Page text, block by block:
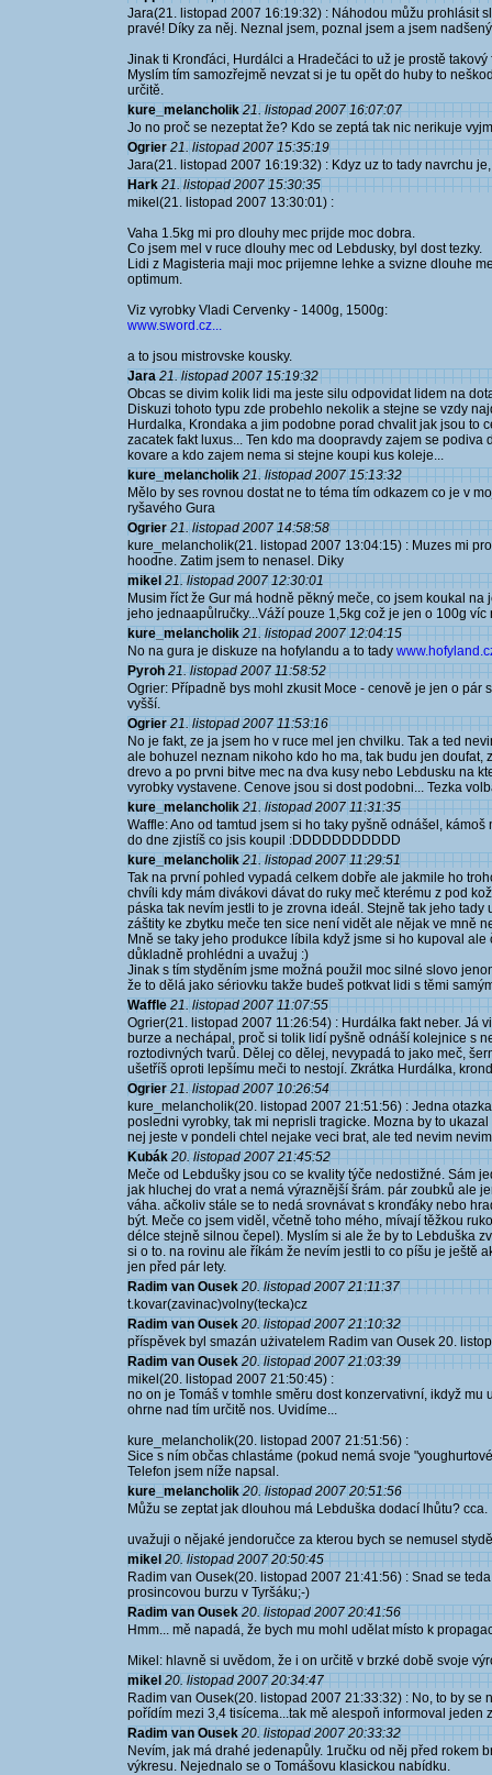
Jara(21. listopad 2007 16:19:32) : Náhodou můžu prohlásit
pravé! Díky za něj. Neznal jsem, poznal jsem a jsem
Jinak ti Kronďáci, Hurdálci a Hradečáci to už je prostě
Myslím tím samozřejmě nevzat si je tu opět do huby to
určitě.
kure_melancholik 21. listopad 2007 16:07:07
Jo no proč se nezeptat že? Kdo se zeptá tak nic nerikuje
Ogrier 21. listopad 2007 15:35:19
Jara(21. listopad 2007 16:19:32) : Kdyz uz to tady navrchu
Hark 21. listopad 2007 15:30:35
mikel(21. listopad 2007 13:30:01) :
Vaha 1.5kg mi pro dlouhy mec prijde moc dobra.
Co jsem mel v ruce dlouhy mec od Lebdusky, byl dost tezky.
Lidi z Magisteria maji moc prijemne lehke a svizne dlouhe
optimum.
Viz vyrobky Vladi Cervenky - 1400g, 1500g:
www.sword.cz...
a to jsou mistrovske kousky.
Jara 21. listopad 2007 15:19:32
Obcas se divim kolik lidi ma jeste silu odpovidat lidem na
Diskuzi tohoto typu zde probehlo nekolik a stejne se vzdy
Hurdalka, Krondaka a jim podobne porad chvalit jak jsou to
zacatek fakt luxus... Ten kdo ma doopravdy zajem se
kovare a kdo zajem nema si stejne koupi kus koleje...
kure_melancholik 21. listopad 2007 15:13:32
Mělo by ses rovnou dostat ne to téma tím odkazem co je v
ryšavého Gura
Ogrier 21. listopad 2007 14:58:58
kure_melancholik(21. listopad 2007 13:04:15) : Muzes mi
hoodne. Zatim jsem to nenasel. Diky
mikel 21. listopad 2007 12:30:01
Musim říct že Gur má hodně pěkný meče, co jsem koukal
jeho jednaapůlručky...Váží pouze 1,5kg což je jen o 100g víc
kure_melancholik 21. listopad 2007 12:04:15
No na gura je diskuze na hofylandu a to tady
Pyroh 21. listopad 2007 11:58:52
Ogrier: Případně bys mohl zkusit Moce - cenově je jen o pár
vyšší.
Ogrier 21. listopad 2007 11:53:16
No je fakt, ze ja jsem ho v ruce mel jen chvilku. Tak a ted
ale bohuzel neznam nikoho kdo ho ma, tak budu jen
drevo a po prvni bitve mec na dva kusy nebo Lebdusku na
vyrobky vystavene. Cenove jsou si dost podobni... Tezka
kure_melancholik 21. listopad 2007 11:31:35
Waffle: Ano od tamtud jsem si ho taky pyšně odnášel,
do dne zjistíš co jsis koupil :DDDDDDDDDDD
kure_melancholik 21. listopad 2007 11:29:51
Tak na první pohled vypadá celkem dobře ale jakmile ho
chvíli kdy mám divákovi dávat do ruky meč kterému z pod
páska tak nevím jestli to je zrovna ideál. Stejně tak jeho
záštity ke zbytku meče ten sice není vidět ale nějak ve mně
Mně se taky jeho produkce líbila když jsme si ho kupoval
důkladně prohlédni a uvažuj :)
Jinak s tím styděním jsme možná použil moc silné slovo
že to dělá jako sériovku takže budeš potkvat lidi s těmi
Waffle 21. listopad 2007 11:07:55
Ogrier(21. listopad 2007 11:26:54) : Hurdálka fakt neber. Já
burze a nechápal, proč si tolik lidí pyšně odnáší kolejnice s
roztodivných tvarů. Dělej co dělej, nevypadá to jako meč,
ušetříš oproti lepšímu meči to nestojí. Zkrátka Hurdálka,
Ogrier 21. listopad 2007 10:26:54
kure_melancholik(20. listopad 2007 21:51:56) : Jedna
posledni vyrobky, tak mi neprisli tragicke. Mozna by to
nej jeste v pondeli chtel nejake veci brat, ale ted nevim
Kubák 20. listopad 2007 21:45:52
Meče od Lebdušky jsou co se kvality týče nedostižné. Sám
jak hluchej do vrat a nemá výraznější šrám. pár zoubků ale
váha. ačkoliv stále se to nedá srovnávat s kronďáky nebo
být. Meče co jsem viděl, včetně toho mého, mívají těžkou
délce stejně silnou čepel). Myslím si ale že by to Lebduška
si o to. na rovinu ale říkám že nevím jestli to co píšu je ještě
jen před pár lety.
Radim van Ousek 20. listopad 2007 21:11:37
t.kovar(zavinac)volny(tecka)cz
Radim van Ousek 20. listopad 2007 21:10:32
příspěvek byl smazán użivatelem Radim van Ousek 20.
Radim van Ousek 20. listopad 2007 21:03:39
mikel(20. listopad 2007 21:50:45) :
no on je Tomáš v tomhle směru dost konzervativní, ikdyž
ohrne nad tím určitě nos. Uvidíme...
kure_melancholik(20. listopad 2007 21:51:56) :
Sice s ním občas chlastáme (pokud nemá svoje
Telefon jsem níže napsal.
kure_melancholik 20. listopad 2007 20:51:56
Můžu se zeptat jak dlouhou má Lebduška dodací lhůtu? cca.
uvažuji o nějaké jendoručce za kterou bych se nemusel
mikel 20. listopad 2007 20:50:45
Radim van Ousek(20. listopad 2007 21:41:56) : Snad se
prosincovou burzu v Tyršáku;-)
Radim van Ousek 20. listopad 2007 20:41:56
Hmm... mě napadá, že bych mu mohl udělat místo k
Mikel: hlavně si uvědom, že i on určitě v brzké době svoje
mikel 20. listopad 2007 20:34:47
Radim van Ousek(20. listopad 2007 21:33:32) : No, to by se
pořídím mezi 3,4 tisícema...tak mě alespoň informoval jeden
Radim van Ousek 20. listopad 2007 20:33:32
Nevím, jak má drahé jedenapůly. 1ručku od něj před rokem
výkresu. Nejednalo se o Tomášovu klasickou nabídku.